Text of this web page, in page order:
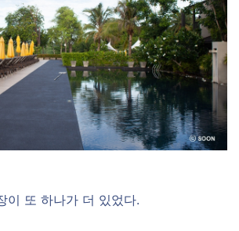
이 또 하나가 더 있었다.